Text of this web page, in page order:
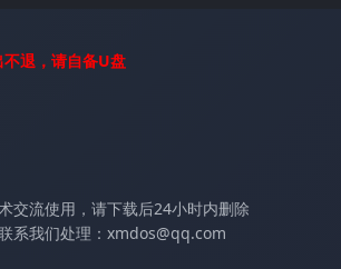
退，请自备U盘
交流使用，请下载后24小时内删除
系我们处理：xmdos@qq.com